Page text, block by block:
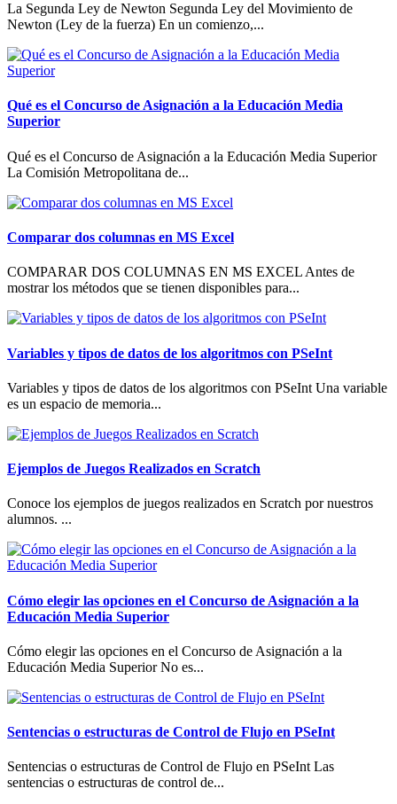
La Segunda Ley de Newton Segunda Ley del Movimiento de
Newton (Ley de la fuerza) En un comienzo,...
Qué es el Concurso de Asignación a la Educación Media
Superior
Qué es el Concurso de Asignación a la Educación Media Superior
La Comisión Metropolitana de...
Comparar dos columnas en MS Excel
COMPARAR DOS COLUMNAS EN MS EXCEL Antes de
mostrar los métodos que se tienen disponibles para...
Variables y tipos de datos de los algoritmos con PSeInt
Variables y tipos de datos de los algoritmos con PSeInt Una variable
es un espacio de memoria...
Ejemplos de Juegos Realizados en Scratch
Conoce los ejemplos de juegos realizados en Scratch por nuestros
alumnos. ...
Cómo elegir las opciones en el Concurso de Asignación a la
Educación Media Superior
Cómo elegir las opciones en el Concurso de Asignación a la
Educación Media Superior No es...
Sentencias o estructuras de Control de Flujo en PSeInt
Sentencias o estructuras de Control de Flujo en PSeInt Las
sentencias o estructuras de control de...